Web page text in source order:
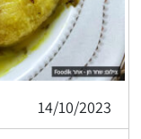
14/10/2023